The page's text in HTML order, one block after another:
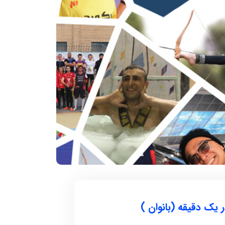
در یک
۱۲ آذر ۱۴۰۴
سریعترین زمان 1000 متر روپایی زدن با
یک دقیقه (بانوان )